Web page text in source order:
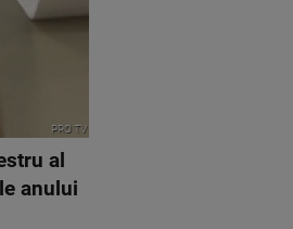
PRO TV
al
anului